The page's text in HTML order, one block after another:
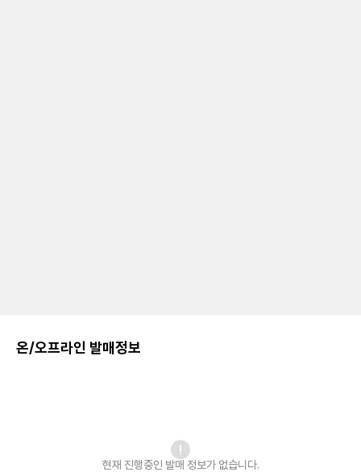
온/오프라인 발매정보
현재 진행중인 발매 정보가 없습니다.